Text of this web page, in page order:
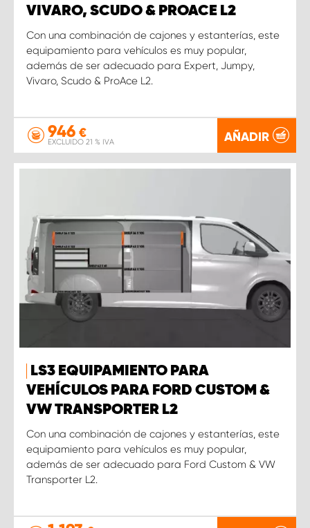
VIVARO, SCUDO & PROACE L2
Con una combinación de cajones y estanterías, este
equipamiento para vehículos es muy popular,
además de ser adecuado para Expert, Jumpy,
Vivaro, Scudo & ProAce L2.
946 €
EXCLUIDO 21 % IVA AÑADIR
LS3 EQUIPAMIENTO PARA
VEHÍCULOS PARA FORD CUSTOM &
VW TRANSPORTER L2
Con una combinación de cajones y estanterías, este
equipamiento para vehículos es muy popular,
además de ser adecuado para Ford Custom & VW
Transporter L2.